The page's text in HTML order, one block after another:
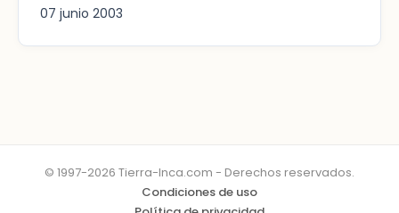
07 junio 2003
© 1997-2026 Tierra-Inca.com - Derechos reservados.
Condiciones de uso